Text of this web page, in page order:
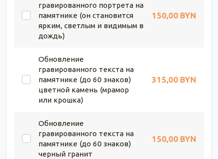
гравированного портрета на
памятнике (он становится
ярким, светлым и видимым в
дождь)
150,00 BYN
Обновление
гравированного текста на
памятнике (до 60 знаков)
цветной камень (мрамор
или крошка)
315,00 BYN
Обновление
гравированного текста на
памятнике (до 60 знаков)
черный гранит
150,00 BYN